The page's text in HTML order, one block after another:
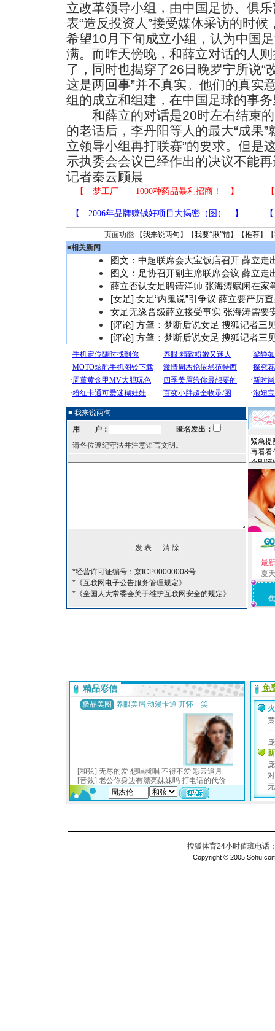
立改革领导小组，由中国足协、俱
表“造反投资人”接受媒体采访的时
希望10月下旬成立小组，认为中国
满。而昨天傍晚，和薛立对话的人
了，同时也揭穿了26日晚罗宁所说“
这是两回事”并不真实。他们的真实
组的成立和组建，在中国足球的事
和薛立的对话是20时左右结束的
的老话后，李丹阳等人的最大“成果
立领导小组再打联赛”的要求。但是
示执委会会议已经作出的决议不能
记者秦云顾晨
页面功能 【我来说两句 】【我要“揪”错】【推荐】
■相关新闻
图文：中超联席会大宝饭店召开 薛立走
图文：足协召开副主席联席会议 薛立走
薛立否认女足聘请洋帅 张海涛赋闲在家
[女足] 女足“内鬼说”引争议 薛立要严厉
女足无缘晋级薛立接受事实 张海涛需要
[评论] 方肇：梦断后说女足 搜狐记者三
[评论] 方肇：梦断后说女足 搜狐记者三
■ 我来说两句
用 户：
匿名发出：
请各位遵纪守法并注意语言文明。
*经营许可证编号：京ICP00000008号
*《互联网电子公告服务管理规定》
*《全国人大常委会关于维护互联网安全的规定》
最
夏
搜狐体育24小时值班电话
Copyright © 2005